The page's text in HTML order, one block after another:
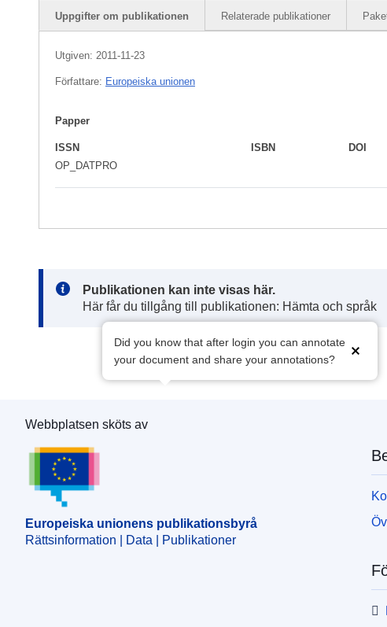
Uppgifter om publikationen Relaterade publikationer
Utgiven: 2011-11-23
Författare: Europeiska unionen
Papper
ISSN
OP_DATPRO
ISBN DOI
Note:
Publikationen kan inte visas här.
Här får du tillgång till publikationen: Hämta och språk
Did you know that after login you can annotate
your document and share your annotations?
Europeiska unionens publikationsbyrå
Webbplatsen sköts av
Europeiska unionens publikationsbyrå
Rättsinformation | Data | Publikationer